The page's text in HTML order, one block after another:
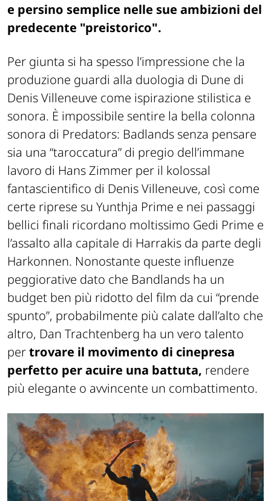
e persino semplice nelle sue ambizioni del
predecente "preistorico".
Per giunta si ha spesso l’impressione che la
produzione guardi alla duologia di Dune di
Denis Villeneuve come ispirazione stilistica e
sonora. È impossibile sentire la bella colonna
sonora di Predators: Badlands senza pensare
sia una “taroccatura” di pregio dell’immane
lavoro di Hans Zimmer per il kolossal
fantascientifico di Denis Villeneuve, così come
certe riprese su Yunthja Prime e nei passaggi
bellici finali ricordano moltissimo Gedi Prime e
l’assalto alla capitale di Harrakis da parte degli
Harkonnen. Nonostante queste influenze
peggiorative dato che Bandlands ha un
budget ben più ridotto del film da cui “prende
spunto”, probabilmente più calate dall’alto che
altro, Dan Trachtenberg ha un vero talento
pertrovare il movimento di cinepresa
perfetto per acuire una battuta, rendere
più elegante o avvincente un combattimento.